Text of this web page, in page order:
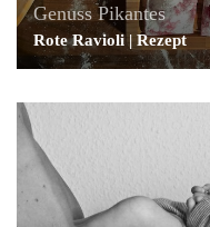
Genuss Pikantes
Rote Ravioli | Rezept